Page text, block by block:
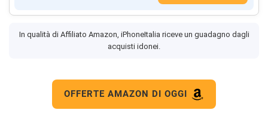
In qualità di Affiliato Amazon, iPhoneItalia riceve un guadagno dagli
acquisti idonei.
OFFERTE AMAZON DI OGGI